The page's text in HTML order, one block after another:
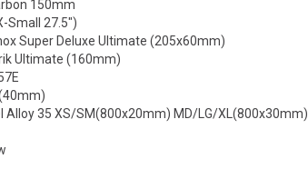
150mm
Small 27.5")
Super Deluxe Ultimate (205x60mm)
Ultimate (160mm)
Alloy 35 XS/SM(800x20mm) MD/LG/XL(800x30mm)